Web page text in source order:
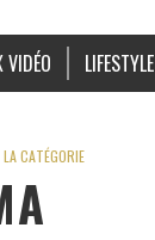
VIDÉO LIFESTYLE
CATÉGORIE